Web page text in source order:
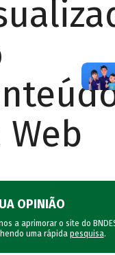
Web
OPINIÃO
a aprimorar o site do
uma rápida pesquisa.